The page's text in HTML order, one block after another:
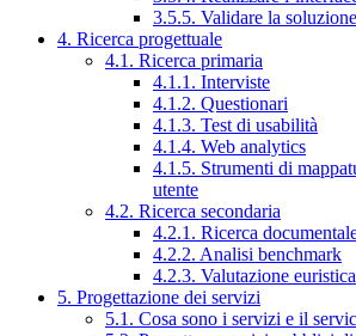
3.5.5. Validare la
4. Ricerca progettuale
4.1. Ricerca primaria
4.1.1. Interviste
4.1.2. Questionari
4.1.3. Test di usabilità
4.1.4. Web analytics
4.1.5. Strumenti di
utente
4.2. Ricerca secondaria
4.2.1. Ricerca
4.2.2. Analisi benchmark
4.2.3. Valutazione euristica
5. Progettazione dei servizi
5.1. Cosa sono i servizi e il